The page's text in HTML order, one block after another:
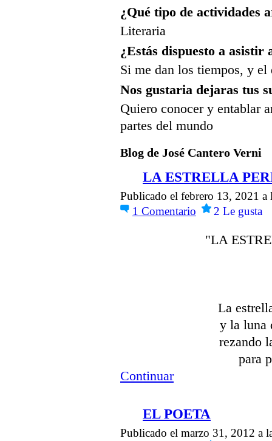
¿Qué tipo de actividades
Literaria
¿Estás dispuesto a asistir
Si me dan los tiempos, y el
Nos gustaria dejaras tus
Quiero conocer y entablar
partes del mundo
Blog de José Cantero Verni
LA ESTRELLA
Publicado el febrero 13, 2021 a
1 Comentario 2 Le gusta
"LA
La
y la luna
rezando
para
Continuar
EL POETA
Publicado el marzo 31, 2012 a